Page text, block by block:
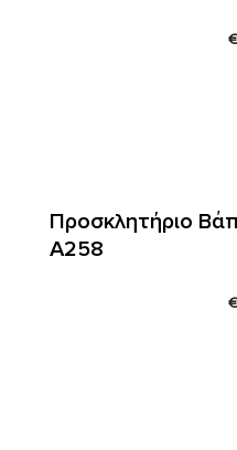
Προσκλητήριο
Α258